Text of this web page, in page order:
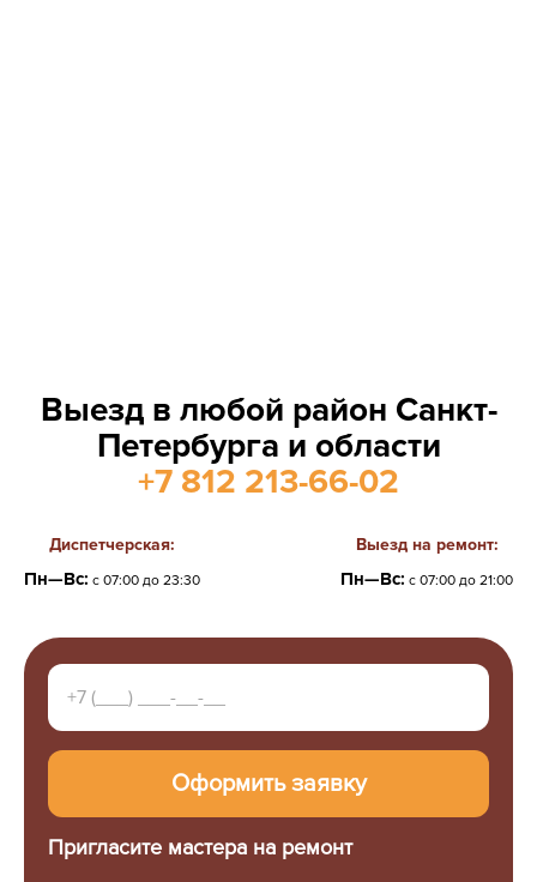
Выезд в любой район Санкт-
Петербурга и области
+7 812 213-66-02
Диспетчерская:
Пн—Вс: с 07:00 до 23:30
Выезд на ремонт:
Пн—Вс: с 07:00 до 21:00
Пригласите мастера на ремонт